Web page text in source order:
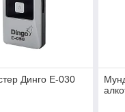
Динго Е-030